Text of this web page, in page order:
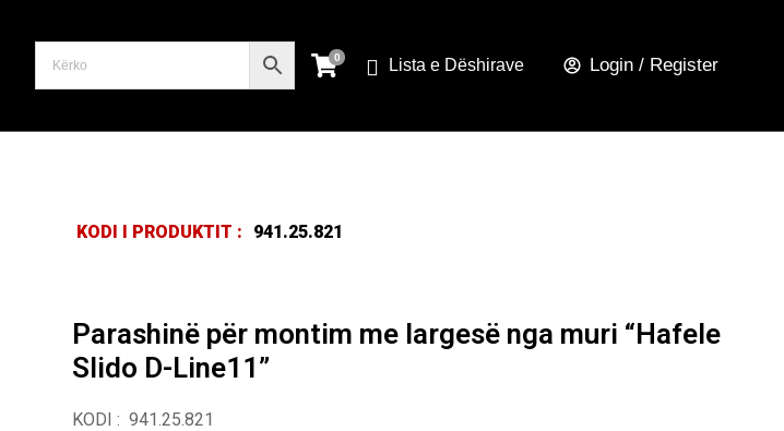
Lista e Dëshirave Login / Register
KODI I PRODUKTIT : 941.25.821
Parashinë për montim me largesë nga muri “Hafele
Slido D-Line11”
KODI : 941.25.821